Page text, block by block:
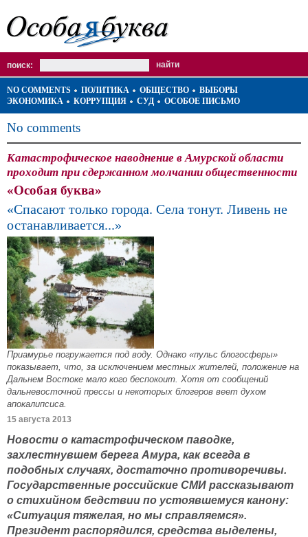
поиск:
NO COMMENTS ПОЛИТИКА ОБЩЕСТВО
ВЫБОРЫ
ЭКОНОМИКА
КОРРУПЦИЯ СУД ОСОБОЕ ПИСЬМО
No comments
Катастрофическое наводнение в Амурской области
проходит при сдержанном молчании общественности
«Особая буква»
«Спасают только города. Села тонут. Ливень не
останавливается...»
Приамурье погружается под воду. Однако «пульс блогосферы»
показывает, что, за исключением местных жителей, положение на
Дальнем Востоке мало кого беспокоит. Хотя от сообщений
дальневосточной прессы и некоторых блогеров веет духом
апокалипсиса.
15 августа 2013
Новости о катастрофическом паводке,
захлестнувшем берега Амура, как всегда в
подобных случаях, достаточно противоречивы.
Государственные российские СМИ рассказывают
о стихийном бедствии по устоявшемуся канону:
«Ситуация тяжелая, но мы справляемся».
Президент распорядился, средства выделены,